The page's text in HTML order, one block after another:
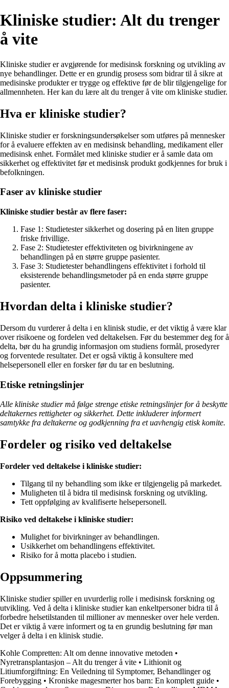
Kliniske studier: Alt du trenger
å vite
Kliniske studier er avgjørende for medisinsk forskning og utvikling av
nye behandlinger. Dette er en grundig prosess som bidrar til å sikre at
medisinske produkter er trygge og effektive før de blir tilgjengelige for
allmennheten. Her kan du lære alt du trenger å vite om kliniske studier.
Hva er kliniske studier?
Kliniske studier er forskningsundersøkelser som utføres på mennesker
for å evaluere effekten av en medisinsk behandling, medikament eller
medisinsk enhet. Formålet med kliniske studier er å samle data om
sikkerhet og effektivitet før et medisinsk produkt godkjennes for bruk i
befolkningen.
Faser av kliniske studier
Kliniske studier består av flere faser:
Fase 1: Studietester sikkerhet og dosering på en liten gruppe
friske frivillige.
Fase 2: Studietester effektiviteten og bivirkningene av
behandlingen på en større gruppe pasienter.
Fase 3: Studietester behandlingens effektivitet i forhold til
eksisterende behandlingsmetoder på en enda større gruppe
pasienter.
Hvordan delta i kliniske studier?
Dersom du vurderer å delta i en klinisk studie, er det viktig å være klar
over risikoene og fordelen ved deltakelsen. Før du bestemmer deg for å
delta, bør du ha grundig informasjon om studiens formål, prosedyrer
og forventede resultater. Det er også viktig å konsultere med
helsepersonell eller en forsker før du tar en beslutning.
Etiske retningslinjer
Alle kliniske studier må følge strenge etiske retningslinjer for å beskytte
deltakernes rettigheter og sikkerhet. Dette inkluderer informert
samtykke fra deltakerne og godkjenning fra et uavhengig etisk komite.
Fordeler og risiko ved deltakelse
Fordeler ved deltakelse i kliniske studier:
Tilgang til ny behandling som ikke er tilgjengelig på markedet.
Muligheten til å bidra til medisinsk forskning og utvikling.
Tett oppfølging av kvalifiserte helsepersonell.
Risiko ved deltakelse i kliniske studier:
Mulighet for bivirkninger av behandlingen.
Usikkerhet om behandlingens effektivitet.
Risiko for å motta placebo i studien.
Oppsummering
Kliniske studier spiller en uvurderlig rolle i medisinsk forskning og
utvikling. Ved å delta i kliniske studier kan enkeltpersoner bidra til å
forbedre helsetilstanden til millioner av mennesker over hele verden.
Det er viktig å være informert og ta en grundig beslutning før man
velger å delta i en klinisk studie.
Kohle Compretten: Alt om denne innovative metoden •
Nyretransplantasjon – Alt du trenger å vite • Lithionit og
Litiumforgiftning: En Veiledning til Symptomer, Behandlinger og
Forebygging • Kroniske magesmerter hos barn: En komplett guide •